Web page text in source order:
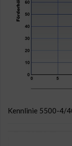
Kennlinie 5500-4/